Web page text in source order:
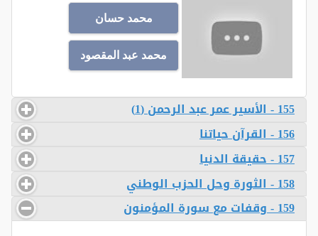
محمد حسان
محمد عبد المقصود
155 - الأسير عمر عبد الرحمن (1)
156 - القرآن حياتنا
157 - حقيقة الدنيا
158 - الثورة وحل الحزب الوطني
159 - وقفات مع سورة المؤمنون